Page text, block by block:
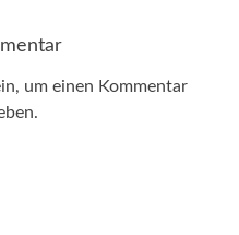
um einen Kommentar